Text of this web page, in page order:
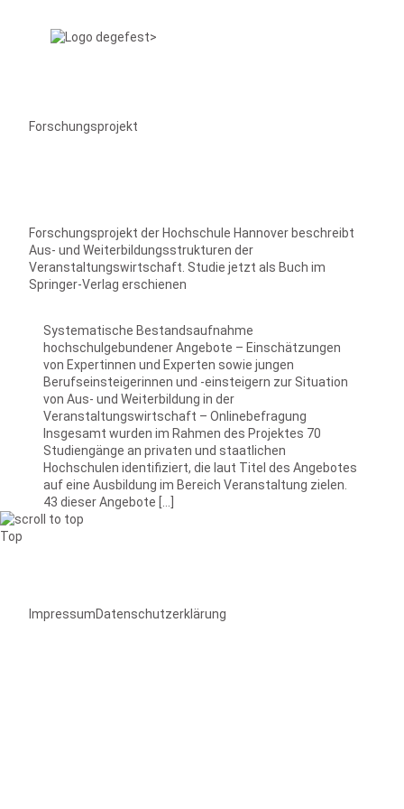
Forschungsprojekt
Forschungsprojekt der Hochschule Hannover beschreibt
Aus- und Weiterbildungsstrukturen der
Veranstaltungswirtschaft. Studie jetzt als Buch im
Springer-Verlag erschienen
Systematische Bestandsaufnahme
hochschulgebundener Angebote – Einschätzungen
von Expertinnen und Experten sowie jungen
Berufseinsteigerinnen und -einsteigern zur Situation
von Aus- und Weiterbildung in der
Veranstaltungswirtschaft – Onlinebefragung
Insgesamt wurden im Rahmen des Projektes 70
Studiengänge an privaten und staatlichen
Hochschulen identifiziert, die laut Titel des Angebotes
auf eine Ausbildung im Bereich Veranstaltung zielen.
43 dieser Angebote […]
Top
ImpressumDatenschutzerklärung